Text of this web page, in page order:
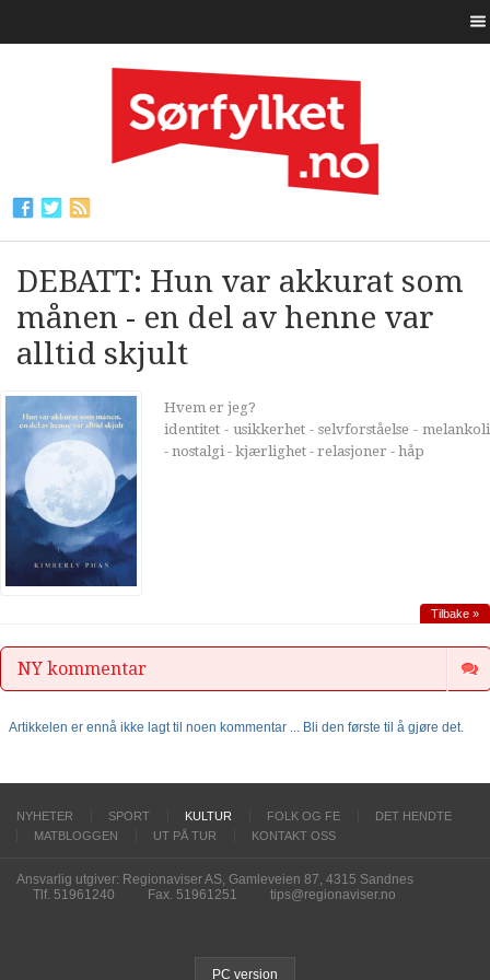
DEBATT: Hun var akkurat som
månen - en del av henne var
alltid skjult
Hvem er jeg?
identitet - usikkerhet - selvforståelse - melankoli
- nostalgi - kjærlighet - relasjoner - håp
Tilbake »
NY kommentar
Artikkelen er ennå ikke lagt til noen kommentar ... Bli den første til å gjøre det.
NYHETER SPORT KULTUR FOLK OG FE
DET HENDTE
MATBLOGGEN
UT PÅ TUR KONTAKT OSS
Ansvarlig utgiver: Regionaviser AS, Gamleveien 87, 4315 Sandnes
Tlf. 51961240
Fax. 51961251 tips@regionaviser.no
PC version